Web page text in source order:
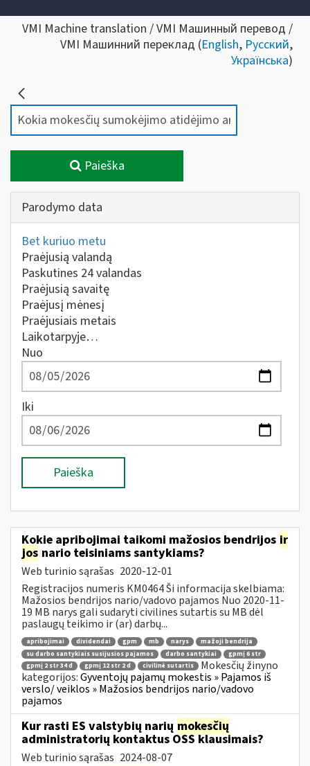
VMI Machine translation / VMI Машинный перевод /
VMI Машинний переклад (English, Русский,
Українська)
Paieška
Parodymo data
Bet kuriuo metu
Praėjusią valandą
Paskutines 24 valandas
Praėjusią savaitę
Praėjusį mėnesį
Praėjusiais metais
Laikotarpyje…
Nuo
Iki
Paieška
Kokie apribojimai taikomi mažosios bendrijos ir
jos nario teisiniams santykiams?
Web turinio sąrašas 2020-12-01
Registracijos numeris KM0464 Ši informacija skelbiama:
Mažosios bendrijos nario/vadovo pajamos Nuo 2020-11-
19 MB narys gali sudaryti civilines sutartis su MB dėl
paslaugų teikimo ir (ar) darbų...
apribojimai dividendai gpm mb narys
mažoji bendrija
su darbo santykiais susijusios pajamos
darbo santykiai
gpmį 6 str
gpmį 2 str 34 d
gpmį 12 str 2 d civilinė sutartis
Mokesčių žinyno
kategorijos:Gyventojų pajamų mokestis » Pajamos iš
verslo/ veiklos » Mažosios bendrijos nario/vadovo
pajamos
Kur rasti ES valstybių narių mokesčių
administratorių kontaktus OSS klausimais?
Web turinio sąrašas 2024-08-07